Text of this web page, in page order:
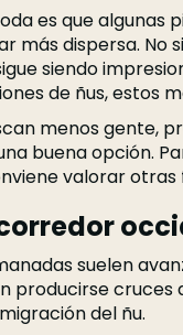
es que algunas
más dispersa. No
siendo
de ñus, estos
menos gente,
buena opción.
valorar otras
suelen
producirse cruces
del ñu.